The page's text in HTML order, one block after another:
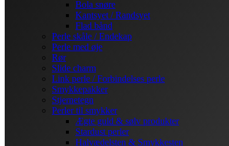
Bola snøre
Kantsyet / Randsyet
Flad bånd
Perle skåle / Endekap
Perle med øje
Rør
Slide charm
Link perle / Forbindelses perle
Smykkepakker
Stjernetegn
Perler til smykker
Ægte guld & sølv produkter
Stardust perler
Halvædelsten & Smykkesten